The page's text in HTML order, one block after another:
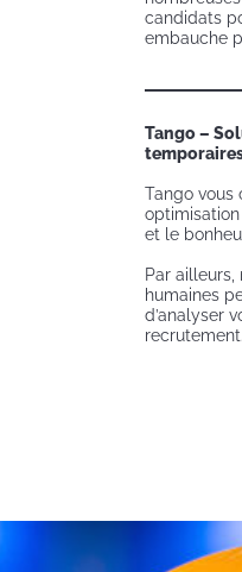
candidats
embauche
Tango –
Tango vous
et le
Par
humaines
d’analyser
recrutement.